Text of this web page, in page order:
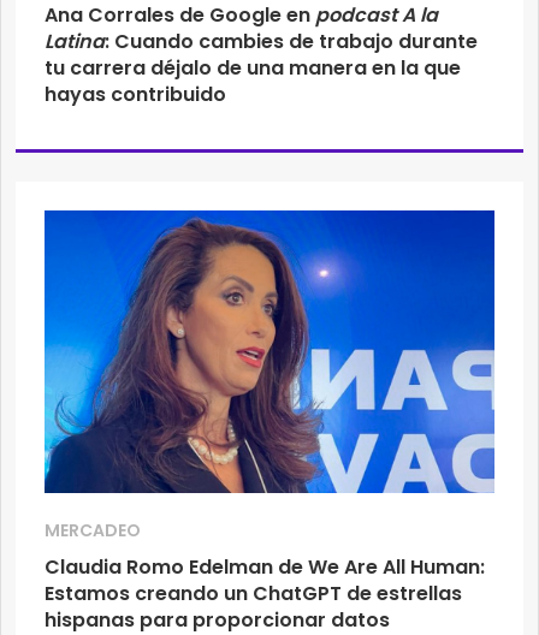
Ana Corrales de Google en podcast A la
Latina: Cuando cambies de trabajo durante
tu carrera déjalo de una manera en la que
hayas contribuido
MERCADEO
Claudia Romo Edelman de We Are All Human:
Estamos creando un ChatGPT de estrellas
hispanas para proporcionar datos